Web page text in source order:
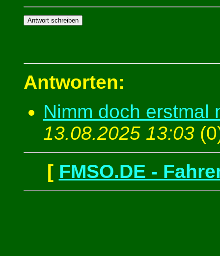
Antworten:
Nimm doch erstmal
13.08.2025 13:03 (
[ FMSO.DE -